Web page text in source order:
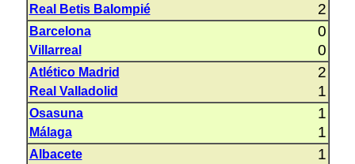
Real Betis Balompié 2
Barcelona 0
Villarreal 0
Atlético Madrid 2
Real Valladolid 1
Osasuna 1
Málaga 1
Albacete 1